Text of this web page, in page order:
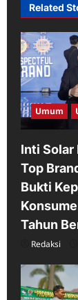
Related
Umum
Inti Solar
Top
Bukti
Tahun
Redaksi